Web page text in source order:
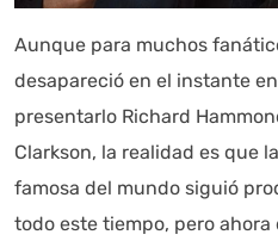
Aunque para muchos
desapareció en el instante
presentarlo Richard
Clarkson, la realidad es que
famosa del mundo siguió
todo este tiempo, pero ahora